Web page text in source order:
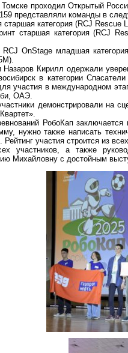
проходил Открытый
представляли команды в
старшая категория (RCJ
старшая категория (RCJ
RCJ OnStage младшая
Назаров Кирилл одержали
в категории
участия в международном
ОАЭ.
демонстрировали на
РобоКап
нужно также написать
Рейтинг участия строится из
участников, а также
Михайловну с достойным